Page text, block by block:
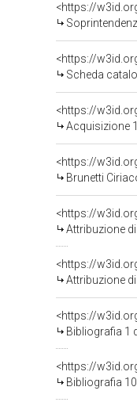
<https://
<https://
Scheda
<https://
Acquisizione
<https://
Brunetti
Attribuzione
<https://
Attribuzione
<https://
Bibliografia 1
<https://
Bibliografia